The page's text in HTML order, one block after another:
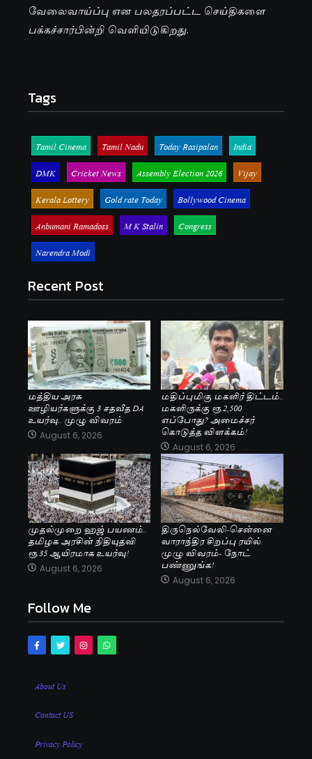
வேலைவாய்ப்பு என பலதரப்பட்ட செய்திகளை
பக்கச்சார்பின்றி வெளியிடுகிறது.
Tags
Tamil Cinema Tamil Nadu Today Rasipalan
India
DMK
Cricket News Assembly Election 2026
Vijay
Kerala Lottery
Gold rate Today
Bollywood Cinema
Anbumani Ramadoss
M K Stalin
Congress
Narendra Modi
Recent Post
மத்திய அரசு
ஊழியர்களுக்கு 3 சதவீத DA
உயர்வு.. முழு விவரம்
August 6, 2026
மதிப்புமிகு மகளிர் திட்டம்..
மகளிருக்கு ரூ.2,500
எப்போது? அமைச்சர்
கொடுத்த விளக்கம்!
August 6, 2026
முதல்முறை ஹஜ் பயணம்..
தமிழக அரசின் நிதியுதவி
ரூ.35 ஆயிரமாக உயர்வு!
August 6, 2026
திருநெல்வேலி-சென்னை
வாராந்திர சிறப்பு ரயில்.
முழு விவரம்- நோட்
பண்ணுங்க!
August 6, 2026
Follow Me
About Us
Contact US
Privacy Policy